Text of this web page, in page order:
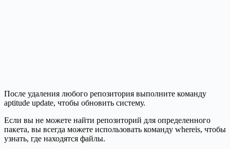
После удаления любого репозитория выполните команду
aptitude update, чтобы обновить систему.
Если вы не можете найти репозиторий для определенного
пакета, вы всегда можете использовать команду whereis, чтобы
узнать, где находятся файлы.